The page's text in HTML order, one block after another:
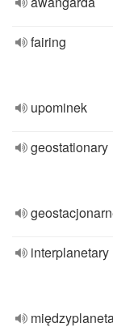
fairing
upominek
geostationary
interplanetary